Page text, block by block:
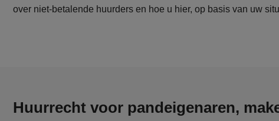
over niet-betalende huurders en hoe u hier, op basis van uw
Huurrecht voor pandeigenaren,